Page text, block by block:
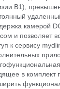
B1),
камерой
и позволяет
к сервису
в комплект